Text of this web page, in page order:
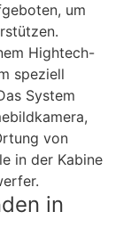
um
Hightech-
speziell
System
von
in der Kabine
in